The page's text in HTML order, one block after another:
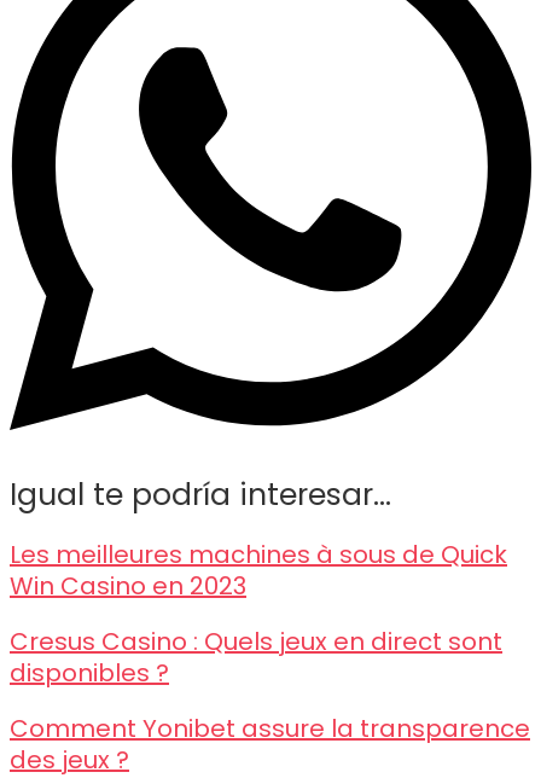
Igual te podría interesar...
Les meilleures machines à sous de Quick
Win Casino en 2023
Cresus Casino : Quels jeux en direct sont
disponibles ?
Comment Yonibet assure la transparence
des jeux ?